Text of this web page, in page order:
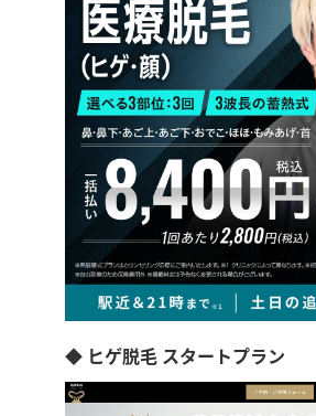
◆ ヒゲ脱毛 スタートプラン